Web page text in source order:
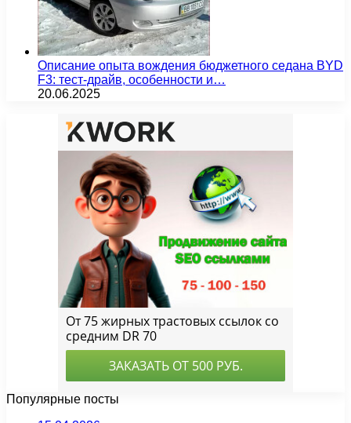
Описание опыта вождения бюджетного седана BYD
F3: тест-драйв, особенности и…
20.06.2025
Популярные посты